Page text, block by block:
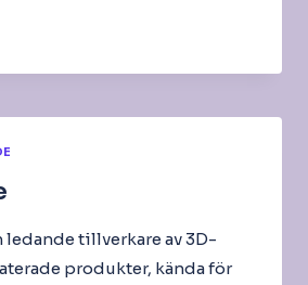
ledande tillverkare av 3D-
produkter, kända för